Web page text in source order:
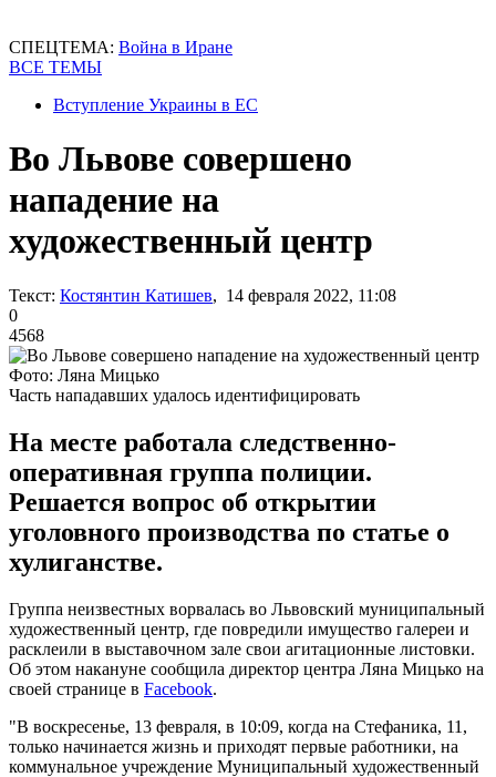
СПЕЦТЕМА: Война в Иране
ВСЕ ТЕМЫ
Вступление Украины в ЕС
Во Львове совершено
нападение на
художественный центр
Текст: Костянтин Катишев, 14 февраля 2022, 11:08
0
4568
Фото: Ляна Мицько
Часть нападавших удалось идентифицировать
На месте работала следственно-
оперативная группа полиции.
Решается вопрос об открытии
уголовного производства по статье о
хулиганстве.
Группа неизвестных ворвалась во Львовский муниципальный
художественный центр, где повредили имущество галереи и
расклеили в выставочном зале свои агитационные листовки.
Об этом накануне сообщила директор центра Ляна Мицько на
своей странице в Facebook.
"В воскресенье, 13 февраля, в 10:09, когда на Стефаника, 11,
только начинается жизнь и приходят первые работники, на
коммунальное учреждение Муниципальный художественный